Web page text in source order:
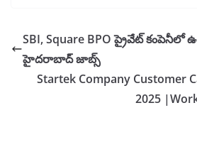
SBI, Square BPO ప్రైవేట్
హైదరాబాద్ జాబ్స్
Startek Company Customer
2025